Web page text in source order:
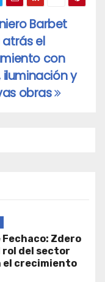
Barbet
el
con
iluminación y
obras
Fechaco: Zdero
rol del sector
el crecimiento